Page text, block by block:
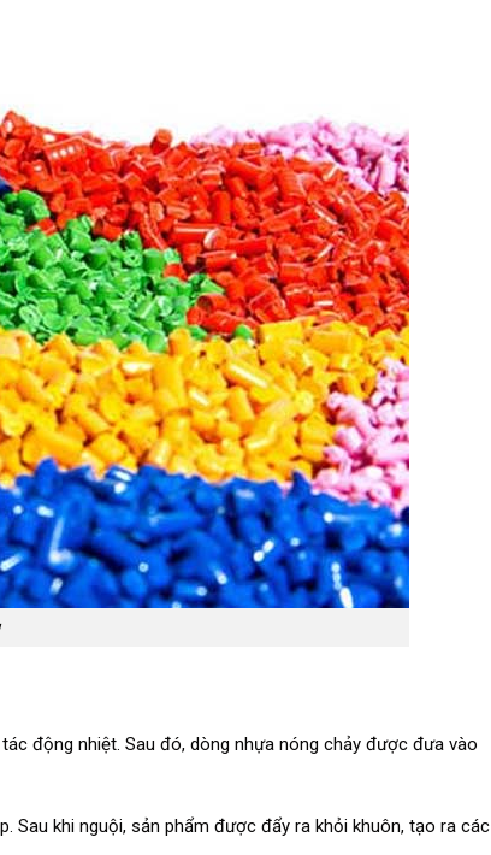
động nhiệt. Sau đó, dòng nhựa nóng chảy được đưa vào
Sau khi nguội, sản phẩm được đẩy ra khỏi khuôn, tạo ra các